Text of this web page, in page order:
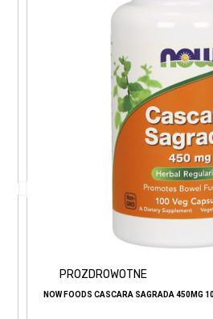
PROZDROWOTNE
NOW FOODS CASCARA SAGRADA 450MG